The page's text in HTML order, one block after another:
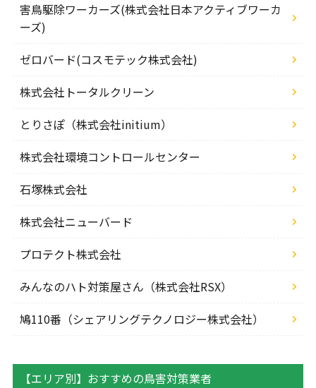
害鳥駆除ワーカーズ(株式会社日本アクティブワーカ
ーズ)
ゼロバード(コスモテック株式会社)
株式会社トータルクリーン
とりさぽ（株式会社initium）
株式会社環境コントロールセンター
石塚株式会社
株式会社ニューバード
プロテクト株式会社
みんなのハト対策屋さん（株式会社RSX）
鳩110番（シェアリングテクノロジー株式会社）
【エリア別】おすすめの鳥害対策業者